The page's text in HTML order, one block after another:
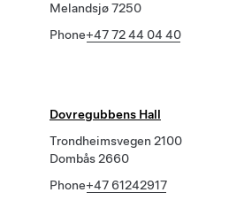
Melandsjø 7250
Phone+47 72 44 04 40
Dovregubbens Hall
Trondheimsvegen 2100
Dombås 2660
Phone+47 61242917